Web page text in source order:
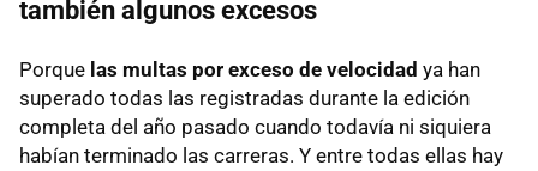
también algunos excesos
Porque las multas por exceso de velocidad ya han
superado todas las registradas durante la edición
completa del año pasado cuando todavía ni siquiera
habían terminado las carreras. Y entre todas ellas hay